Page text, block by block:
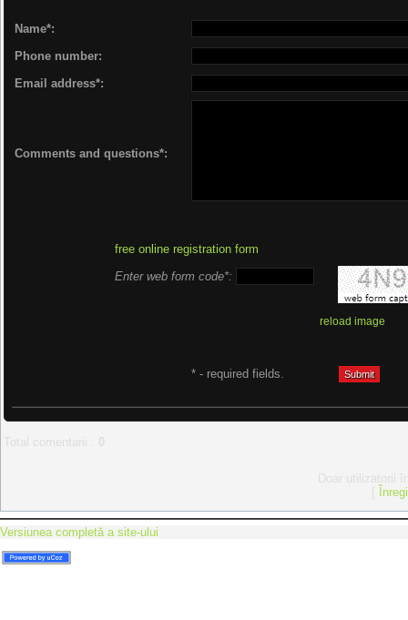
Name*:
Phone number:
Email address*:
Comments and questions*:
free online registration form
Enter web form code*:
reload image
* - required fields.
Versiunea completă a site-ului